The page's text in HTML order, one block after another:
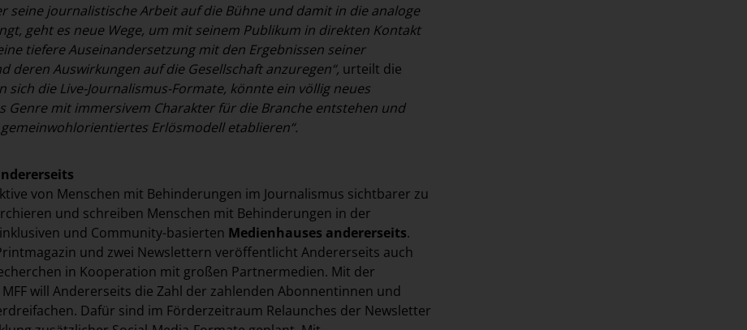
seine journalistische Arbeit auf die Bühne und damit in die analoge
geht es neue Wege, um mit seinem Publikum in direkten Kontakt
tiefere Auseinandersetzung mit den Ergebnissen seiner
deren Auswirkungen auf die Gesellschaft anzuregen“, urteilt die
sich die Live-Journalismus-Formate, könnte ein völlig neues
Genre mit immersivem Charakter für die Branche entstehen und
Erlösmodell etablieren“.
von Menschen mit Behinderungen im Journalismus sichtbarer zu
und schreiben Menschen mit Behinderungen in der
und Community-basierten Medienhauses andererseits.
und zwei Newslettern veröffentlicht Andererseits auch
in Kooperation mit großen Partnermedien. Mit der
will Andererseits die Zahl der zahlenden Abonnentinnen und
Dafür sind im Förderzeitraum Relaunches der Newsletter